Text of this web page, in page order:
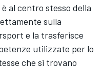
al centro stesso della
sulla
e la trasferisce
utilizzate per lo
che si trovano